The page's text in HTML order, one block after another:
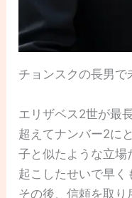
チョンスクの長男で
エリザベス2世が最
超えてナンバー2に
子と似たような立場
起こしたせいで早く
その後、信頼を取り